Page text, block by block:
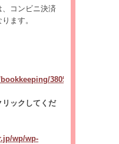
コンビニ決済
ます。
3805
リックしてくだ
wp/wp-